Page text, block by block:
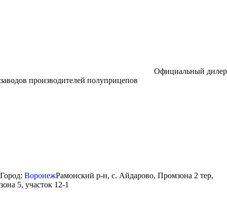
Официальный дилер
заводов производителей полуприцепов
Город: ВоронежРамонский р-н, с. Айдарово, Промзона 2 тер,
зона 5, участок 12-1